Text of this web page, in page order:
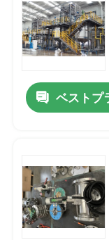
家
プロダクト
ベストプ